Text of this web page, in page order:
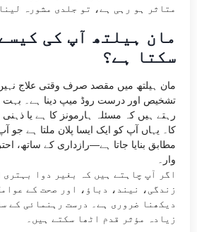
متاثر ہو رہی ہے، تو جلدی مشورہ
مان ہیلتھ آپ کی
سکتا ہے؟
مان ہیلتھ میں مقصد صرف وقتی علاج
تشخیص اور درست روڈ میپ دینا ہے۔ بہت
رہتے ہیں کہ مسئلہ ہارمونز کا ہے یا ذہنی
کا۔ یہاں آپ کو ایک ایسا پلان ملتا ہے
مطابق بنایا جاتا ہے—رازداری کے ساتھ،
وار۔
اگر آپ چاہتے ہیں کہ بغیر دوا بہتری
زندگی، نیند، دباؤ، اور صحت کے
دیکھنا ضروری ہے۔ درست رہنمائی کے
زیادہ مؤثر قدم اٹھا سکتے ہیں۔